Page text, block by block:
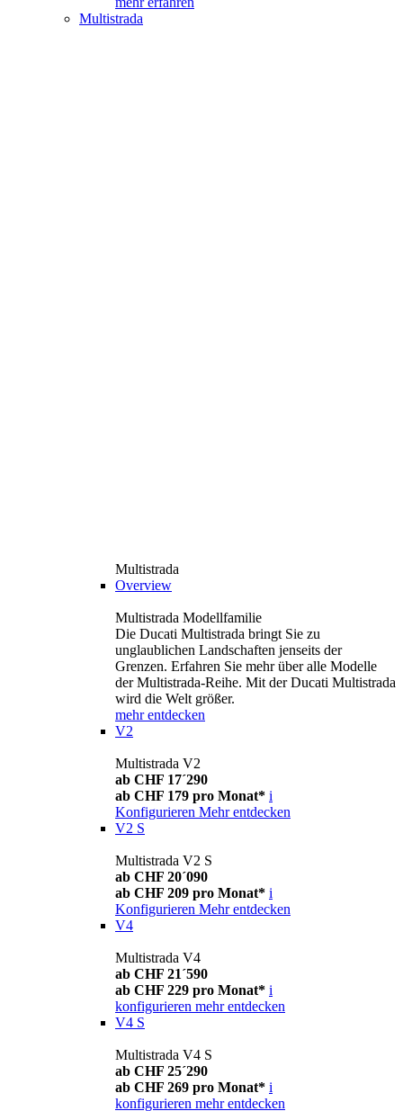
Multistrada
Multistrada
Overview
Multistrada Modellfamilie
Die Ducati Multistrada bringt Sie zu
unglaublichen Landschaften jenseits der
Grenzen. Erfahren Sie mehr über alle Modelle
der Multistrada-Reihe. Mit der Ducati Multistrada
wird die Welt größer.
mehr entdecken
V2
Multistrada V2
ab CHF 17´290
ab CHF 179 pro Monat* i
Konfigurieren Mehr entdecken
V2 S
Multistrada V2 S
ab CHF 20´090
ab CHF 209 pro Monat* i
Konfigurieren Mehr entdecken
V4
Multistrada V4
ab CHF 21´590
ab CHF 229 pro Monat* i
konfigurieren mehr entdecken
V4 S
Multistrada V4 S
ab CHF 25´290
ab CHF 269 pro Monat* i
konfigurieren mehr entdecken